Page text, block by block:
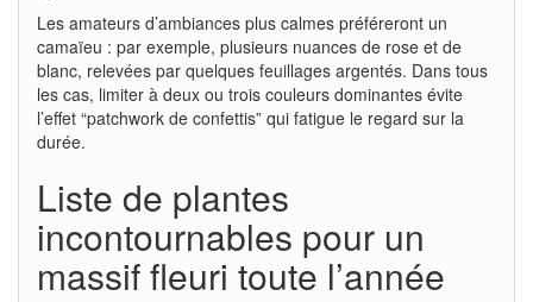
Les amateurs d’ambiances plus calmes préféreront un
camaïeu : par exemple, plusieurs nuances de rose et de
blanc, relevées par quelques feuillages argentés. Dans tous
les cas, limiter à deux ou trois couleurs dominantes évite
l’effet “patchwork de confettis” qui fatigue le regard sur la
durée.
Liste de plantes
incontournables pour un
massif fleuri toute l’année